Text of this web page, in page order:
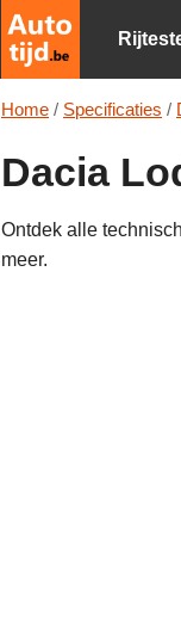
Home / Specificaties /
Dacia
Ontdek alle
meer.